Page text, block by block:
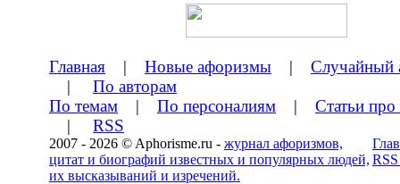
Главная | Новые афоризмы | Случайный
| По авторам
По темам | По персоналиям | Статьи
| RSS
2007 - 2026 © Aphorisme.ru - журнал афоризмов,
цитат и биографий известных и популярных людей,
их высказываний и изречений.